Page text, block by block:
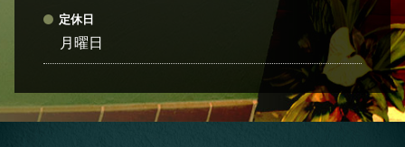
定休日
月曜日